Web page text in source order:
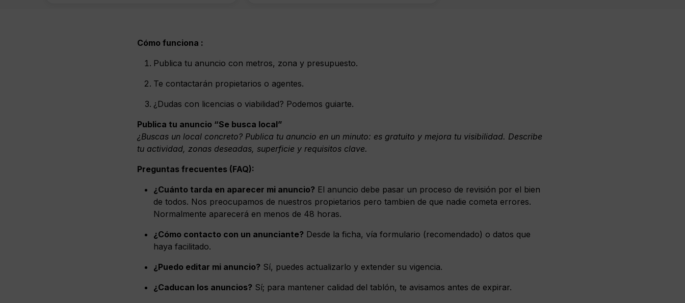
Cómo funciona :
Publica tu anuncio con metros, zona y presupuesto.
Te contactarán propietarios o agentes.
¿Dudas con licencias o viabilidad? Podemos guiarte.
Publica tu anuncio “Se busca local”
¿Buscas un local concreto? Publica tu anuncio en un minuto: es gratuito y mejora tu visibilidad. Describe
tu actividad, zonas deseadas, superficie y requisitos clave.
Preguntas frecuentes (FAQ):
¿Cuánto tarda en aparecer mi anuncio?El anuncio debe pasar un proceso de revisión por el bien
de todos. Nos preocupamos de nuestros propietarios pero tambien de que nadie cometa errores.
Normalmente aparecerá en menos de 48 horas.
¿Cómo contacto con un anunciante?Desde la ficha, vía formulario (recomendado) o datos que
haya facilitado.
¿Puedo editar mi anuncio?Sí, puedes actualizarlo y extender su vigencia.
¿Caducan los anuncios?Sí; para mantener calidad del tablón, te avisamos antes de expirar.